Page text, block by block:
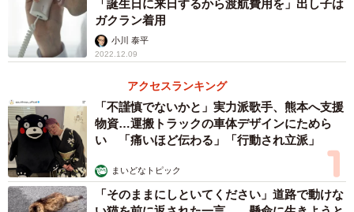
「誕生日に来日するから渡航費用を」出し子は
ガクラン着用
小川 泰平
2022.12.09
アクセスランキング
「不謹慎でないかと」実力派歌手、熊本へ支援
物資…運搬トラックの車体デザインにためら
い 「痛いほど伝わる」「行動され立派」
まいどなトピック
「そのままにしといてください」道路で動けな